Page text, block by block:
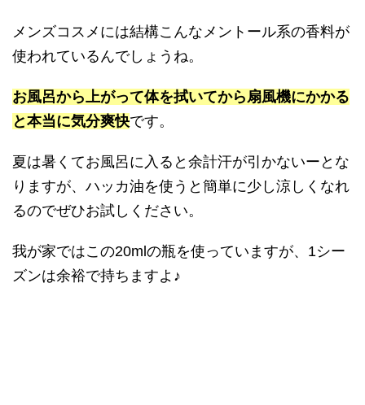
メンズコスメには結構こんなメントール系の香料が
使われているんでしょうね。
お風呂から上がって体を拭いてから扇風機にかかる
と本当に気分爽快です。
夏は暑くてお風呂に入ると余計汗が引かないーとな
りますが、ハッカ油を使うと簡単に少し涼しくなれ
るのでぜひお試しください。
我が家ではこの20mlの瓶を使っていますが、1シー
ズンは余裕で持ちますよ♪